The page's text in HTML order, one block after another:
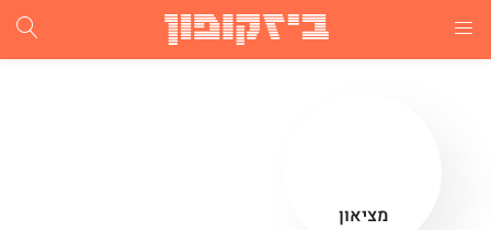
התחבר
מציאון